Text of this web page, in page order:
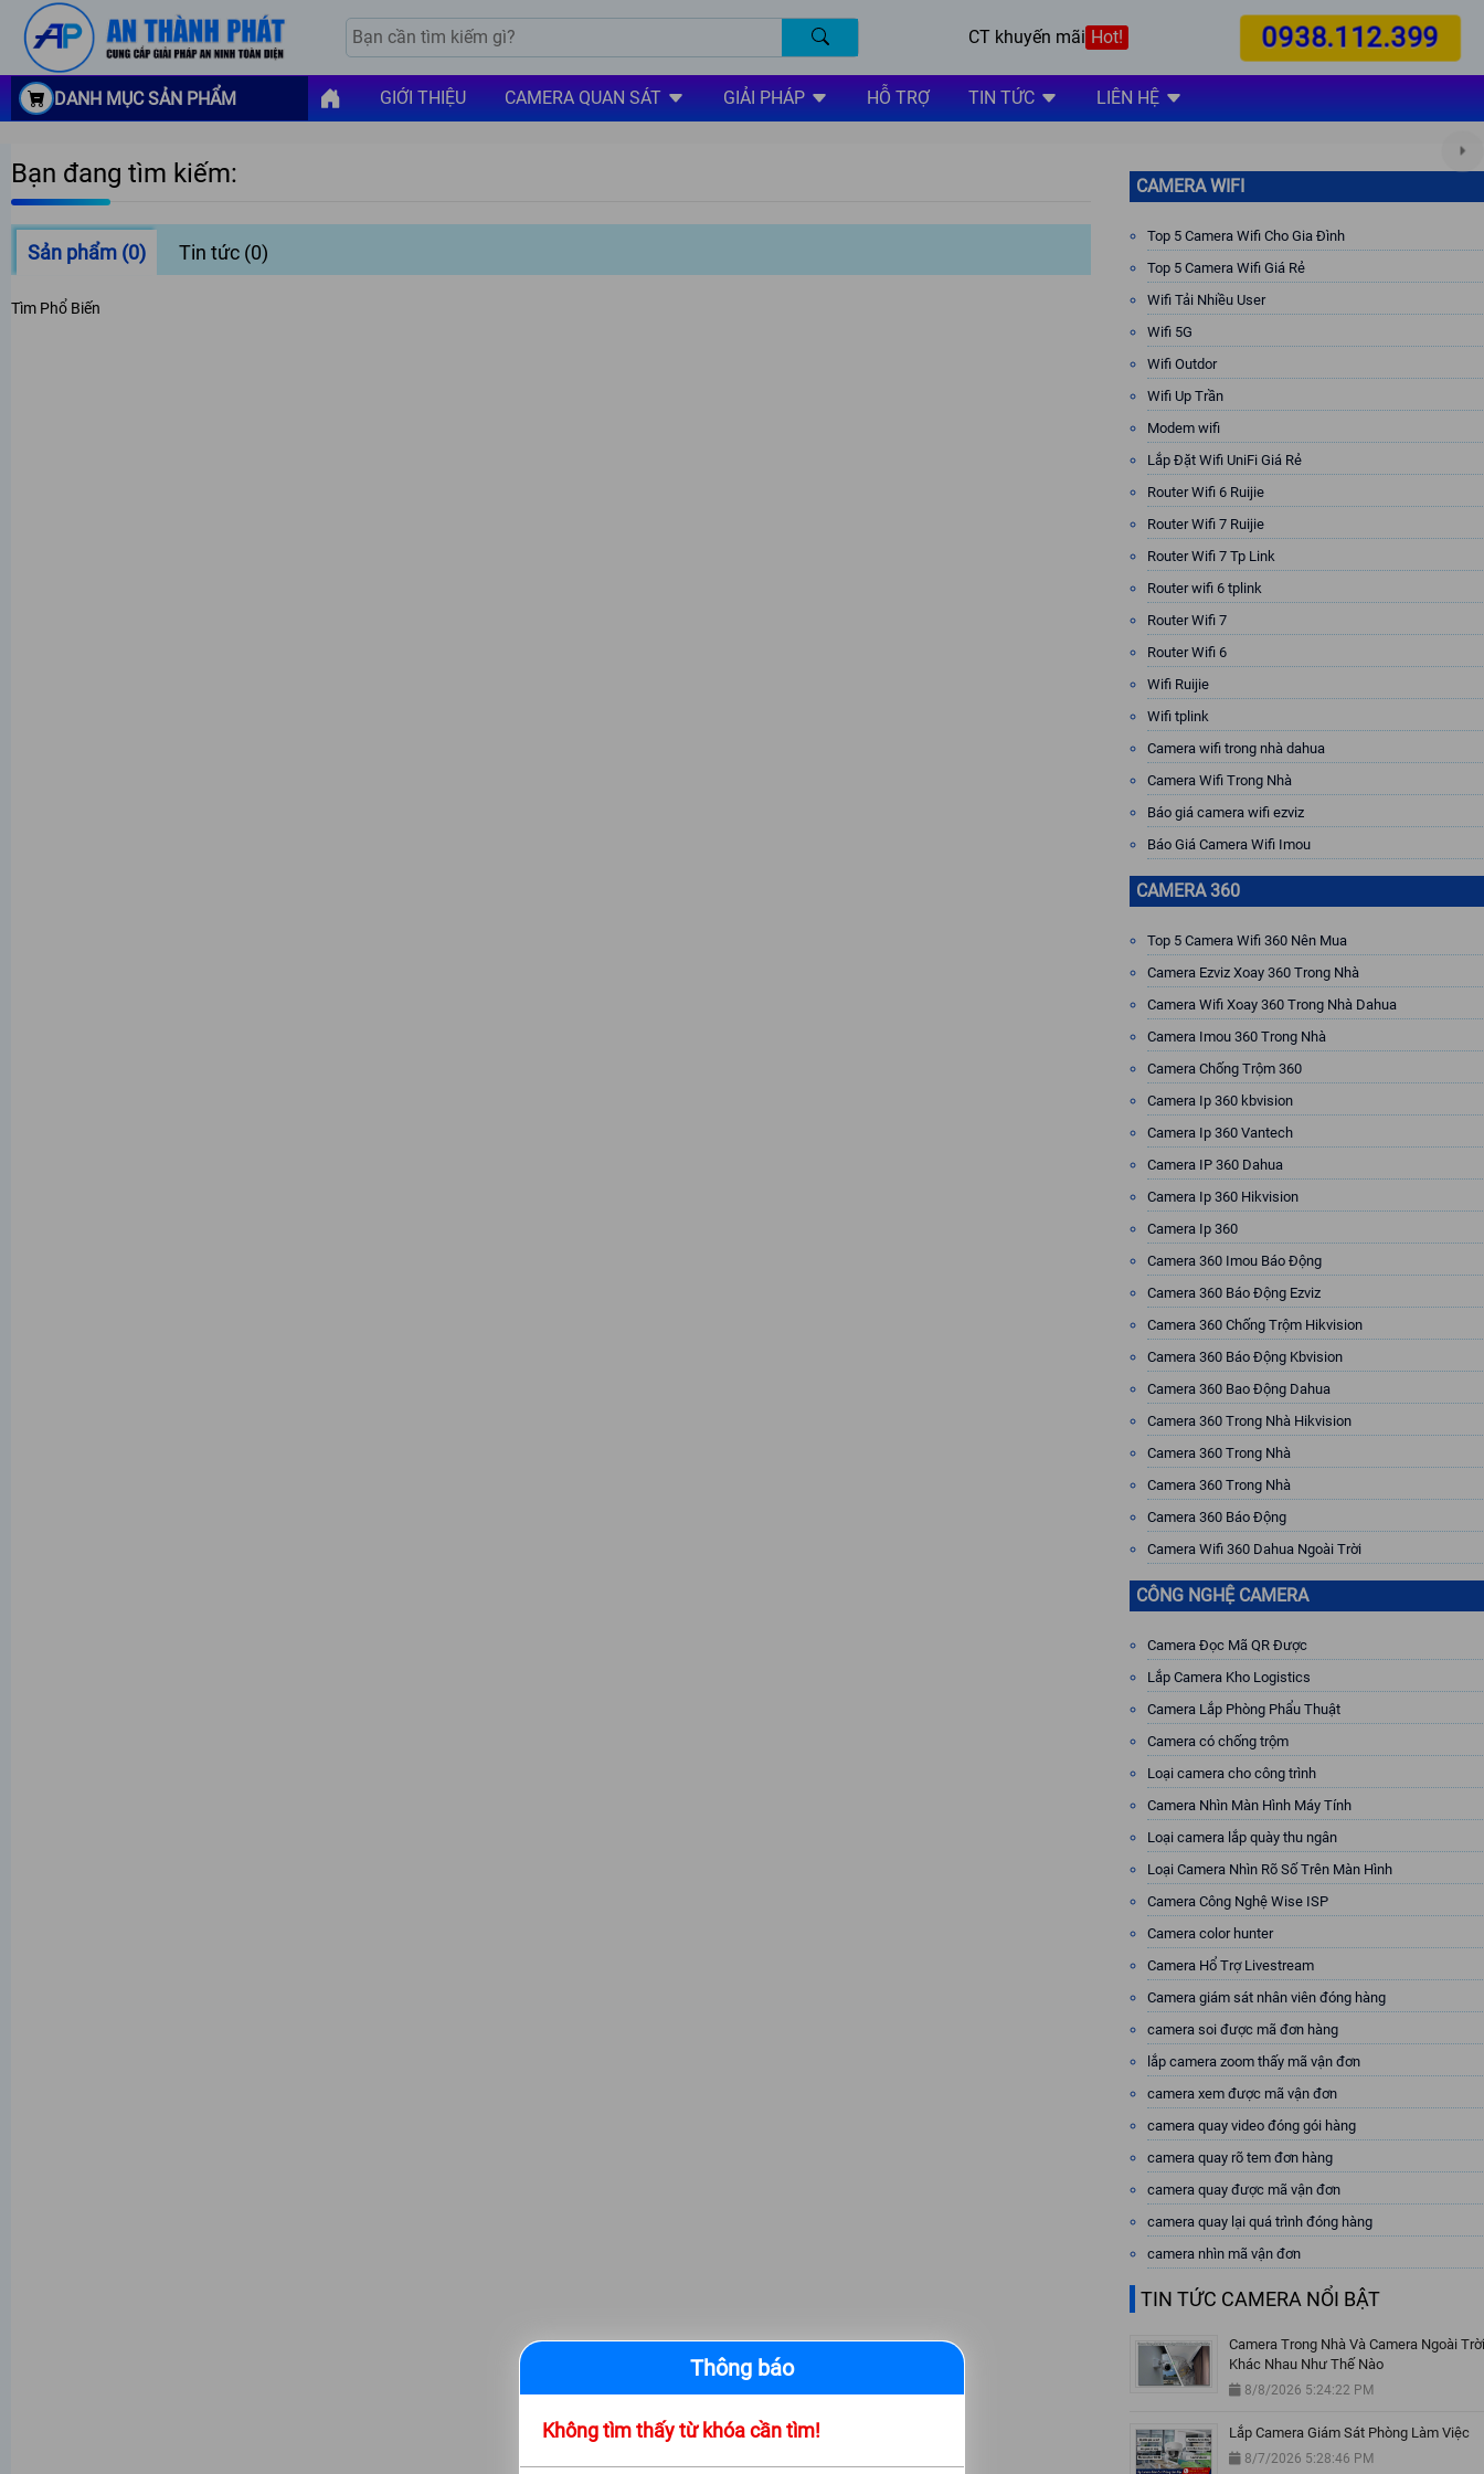
Thông báo
Không tìm thấy từ khóa cần tìm!
CT khuyến mãi Hot! 0938.112.399
DANH MỤC SẢN PHẨM GIỚI THIỆU CAMERA QUAN SÁT GIẢI PHÁP HỖ TRỢ TIN TỨC LIÊN HỆ
Bạn đang tìm kiếm:
Sản phẩm (0) Tin tức (0)
Tìm Phổ Biến
CAMERA WIFI
Top 5 Camera Wifi Cho Gia Đình
Top 5 Camera Wifi Giá Rẻ
Wifi Tải Nhiều User
Wifi 5G
Wifi Outdor
Wifi Up Trần
Modem wifi
Lắp Đặt Wifi UniFi Giá Rẻ
Router Wifi 6 Ruijie
Router Wifi 7 Ruijie
Router Wifi 7 Tp Link
Router wifi 6 tplink
Router Wifi 7
Router Wifi 6
Wifi Ruijie
Wifi tplink
Camera wifi trong nhà dahua
Camera Wifi Trong Nhà
Báo giá camera wifi ezviz
Báo Giá Camera Wifi Imou
CAMERA 360
Top 5 Camera Wifi 360 Nên Mua
Camera Ezviz Xoay 360 Trong Nhà
Camera Wifi Xoay 360 Trong Nhà Dahua
Camera Imou 360 Trong Nhà
Camera Chống Trộm 360
Camera Ip 360 kbvision
Camera Ip 360 Vantech
Camera IP 360 Dahua
Camera Ip 360 Hikvision
Camera Ip 360
Camera 360 Imou Báo Động
Camera 360 Báo Động Ezviz
Camera 360 Chống Trộm Hikvision
Camera 360 Báo Động Kbvision
Camera 360 Bao Động Dahua
Camera 360 Trong Nhà Hikvision
Camera 360 Trong Nhà
Camera 360 Trong Nhà
Camera 360 Báo Động
Camera Wifi 360 Dahua Ngoài Trời
CÔNG NGHỆ CAMERA
Camera Đọc Mã QR Được
Lắp Camera Kho Logistics
Camera Lắp Phòng Phẩu Thuật
Camera có chống trộm
Loại camera cho công trình
Camera Nhìn Màn Hình Máy Tính
Loại camera lắp quày thu ngân
Loại Camera Nhìn Rõ Số Trên Màn Hình
Camera Công Nghệ Wise ISP
Camera color hunter
Camera Hổ Trợ Livestream
Camera giám sát nhân viên đóng hàng
camera soi được mã đơn hàng
lắp camera zoom thấy mã vận đơn
camera xem được mã vận đơn
camera quay video đóng gói hàng
camera quay rõ tem đơn hàng
camera quay được mã vận đơn
camera quay lại quá trình đóng hàng
camera nhìn mã vận đơn
TIN TỨC CAMERA NỔI BẬT
Camera Trong Nhà Và Camera Ngoài Trời
Khác Nhau Như Thế Nào
8/8/2026 5:24:22 PM
Lắp Camera Giám Sát Phòng Làm Việc
8/7/2026 5:28:46 PM